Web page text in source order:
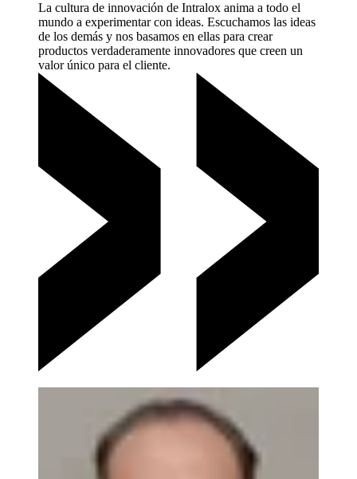
La cultura de innovación de Intralox anima a todo el
mundo a experimentar con ideas. Escuchamos las ideas
de los demás y nos basamos en ellas para crear
productos verdaderamente innovadores que creen un
valor único para el cliente.